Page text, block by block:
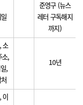
일
준영구 (뉴스
레터 구독해지
까지)
소
소,
,
10년
이